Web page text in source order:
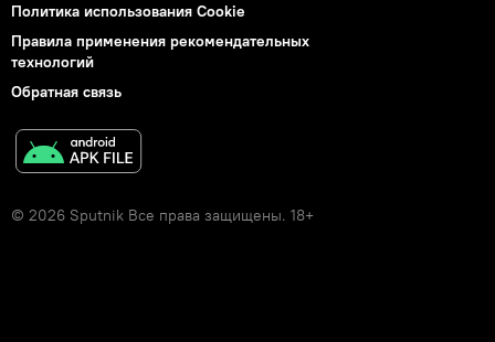
Политика использования Cookie
Правила применения рекомендательных
технологий
Обратная связь
© 2026 Sputnik Все права защищены. 18+